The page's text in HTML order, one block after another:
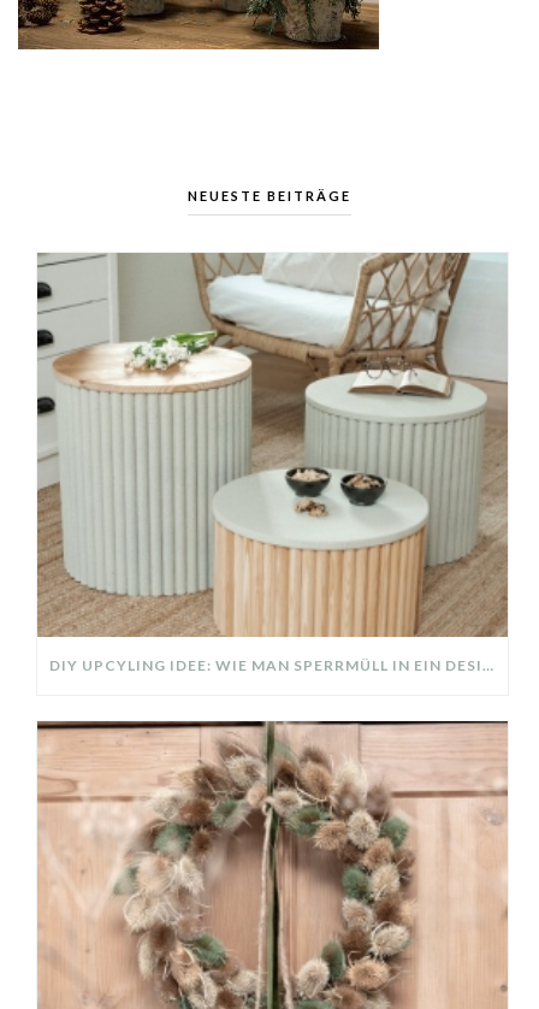
NEUESTE BEITRÄGE
DIY UPCYLING IDEE: WIE MAN SPERRMÜLL IN EIN DESIGNER TEIL VERWANDELT